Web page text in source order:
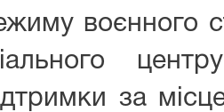
воєнного
за